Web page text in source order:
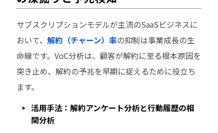
サブスクリプションモデルが主流のSaaSビジネスに
おいて、 解約（チャーン）率の抑制は事業成長の生
命線です。VoC分析は、顧客が解約に至る根本原因を
突き止め、解約の予兆を早期に捉えるために役立ち
ます。
活用手法：解約アンケート分析と行動履歴の相
関分析